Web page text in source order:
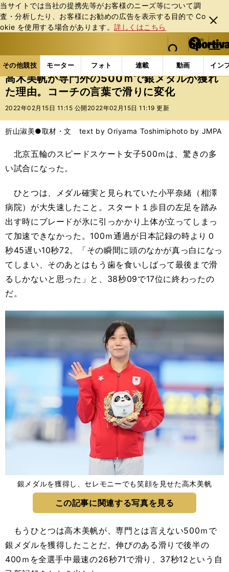
当サイトでは当社の提携先等がお客様のニーズ等について調
査・分析したり、お客様にお勧めの広告を表⽰する⽬的で Co
okie を使⽤する場合があります。詳しくはこちら
閉じ
る
web Sportiva (webスポルティーバ)
検索
マイペ
ー
ジ
メニュ
その他競技 モーター フォト 連載 動画 イン
ス
ポ
ル
バ
その他競技の記事一覧 その他競技 冬季競技 高
高木美帆が専門外の500ｍで銀メダルが獲れ
た理由。コーチの言葉で滑りに変化
2022年02月15日 11:15 公開 2022年02月15日 11:19 更新
折山淑美●取材・文 text by Oriyama Toshimiphoto by JMPA
北京五輪のスピードスケート女子500ｍは、驚きの多
い試合になった。
ひとつは、メダル確実と見られていた小平奈緒（相澤
病院）が大失速したこと。スタート１歩目の左足を踏み
出す時にブレードが氷に引っかかり上体が立ってしまっ
て加速できなかった。100ｍ通過が日本記録の時より０
秒45遅い10秒72。「その瞬間に頭のなかが真っ白になっ
てしまい、そのあとはもう歯を食いしばって最後まで滑
るしかないと思った」と、38秒09で17位に終わったの
だ。
銀メダルを獲得し、セレモニーでも笑顔を見せた高木美帆
この記事に関連する写真を見る
もうひとつは高木美帆が、専門とは言えない500ｍで
銀メダルを獲得したことだ。伸びのある滑りで後半の
400ｍを全選手中最速の26秒71で滑り、37秒12という自